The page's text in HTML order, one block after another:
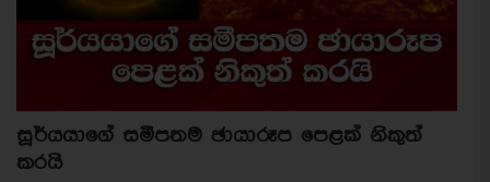
සූර්යයාගේ සමීපතම ඡායාරූප පෙළක් නිකුත්
කරයි